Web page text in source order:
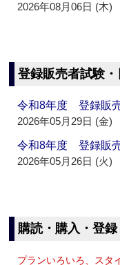
2026年08月06日 (木)
登録販売者試験
令和8年度 登録販
2026年05月29日 (金)
令和8年度 登録販
2026年05月26日 (火)
購読・購入・登録
プランいろいろ、スタ